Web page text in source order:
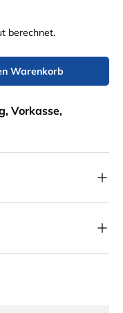
berechnet.
Warenkorb
Vorkasse,